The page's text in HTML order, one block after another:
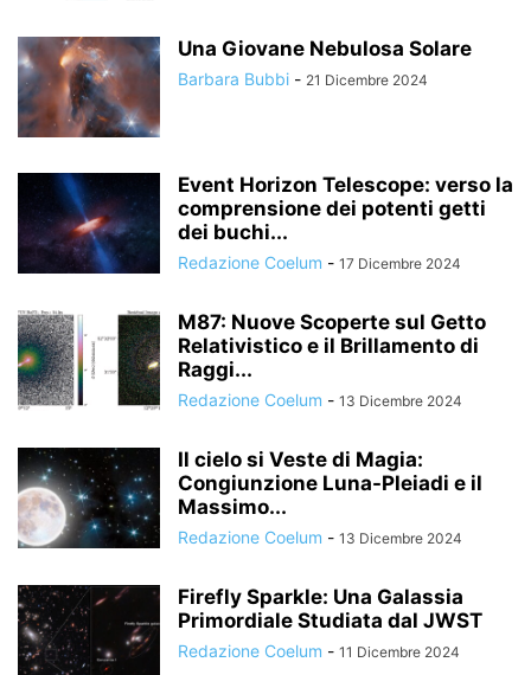
Una Giovane Nebulosa Solare
Barbara Bubbi - 21 Dicembre 2024
Event Horizon Telescope: verso la
comprensione dei potenti getti
dei buchi...
Redazione Coelum - 17 Dicembre 2024
M87: Nuove Scoperte sul Getto
Relativistico e il Brillamento di
Raggi...
Redazione Coelum - 13 Dicembre 2024
Il cielo si Veste di Magia:
Congiunzione Luna-Pleiadi e il
Massimo...
Redazione Coelum - 13 Dicembre 2024
Firefly Sparkle: Una Galassia
Primordiale Studiata dal JWST
Redazione Coelum - 11 Dicembre 2024